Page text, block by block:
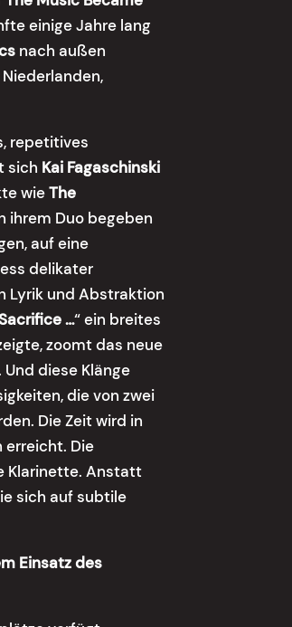
einige Jahre lang
nach außen
repetitives
sich Kai Fagaschinski
wieThe
ihrem Duo begeben
auf eine
delikater
Lyrik und Abstraktion
…“ ein breites
zoomt das neue
diese Klänge
die von zwei
Die Zeit wird in
erreicht. Die
Klarinette. Anstatt
sich auf subtile
Einsatz des